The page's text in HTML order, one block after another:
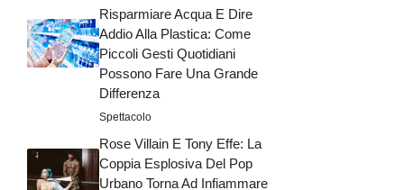
Risparmiare Acqua E Dire
Addio Alla Plastica: Come
Piccoli Gesti Quotidiani
Possono Fare Una Grande
Differenza
Spettacolo
Rose Villain E Tony Effe: La
Coppia Esplosiva Del Pop
Urbano Torna Ad Infiammare